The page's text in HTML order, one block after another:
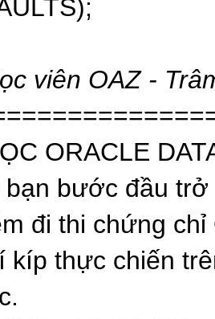
viên OAZ -
ORACLE
bước đầu
đi thi chứng
kíp thực chiến